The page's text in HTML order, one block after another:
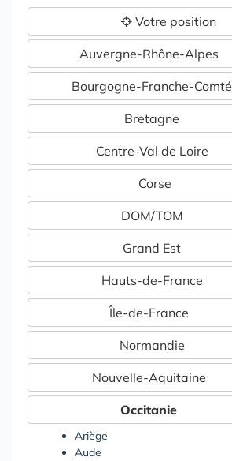
Votre position
Auvergne-Rhône-Alpes
Bourgogne-Franche-Comté
Bretagne
Centre-Val de Loire
Corse
DOM/TOM
Grand Est
Hauts-de-France
Île-de-France
Normandie
Nouvelle-Aquitaine
Occitanie
Ariège
Aude